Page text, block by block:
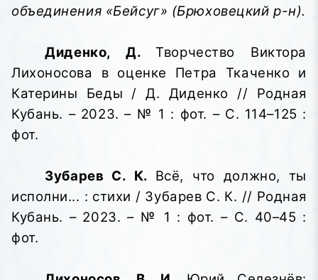
объединения «Бейсуг» (Брюховецкий р-н).
Диденко, Д.Творчество Виктора
Лихоносова в оценке Петра Ткаченко и
Катерины Беды / Д. Диденко // Родная
Кубань. – 2023. – № 1 : фот. – С. 114–125 :
фот.
Зубарев С. К. Всё, что должно, ты
исполни... : стихи / Зубарев С. К. // Родная
Кубань. – 2023. – № 1 : фот. – С. 40–45 :
фот.